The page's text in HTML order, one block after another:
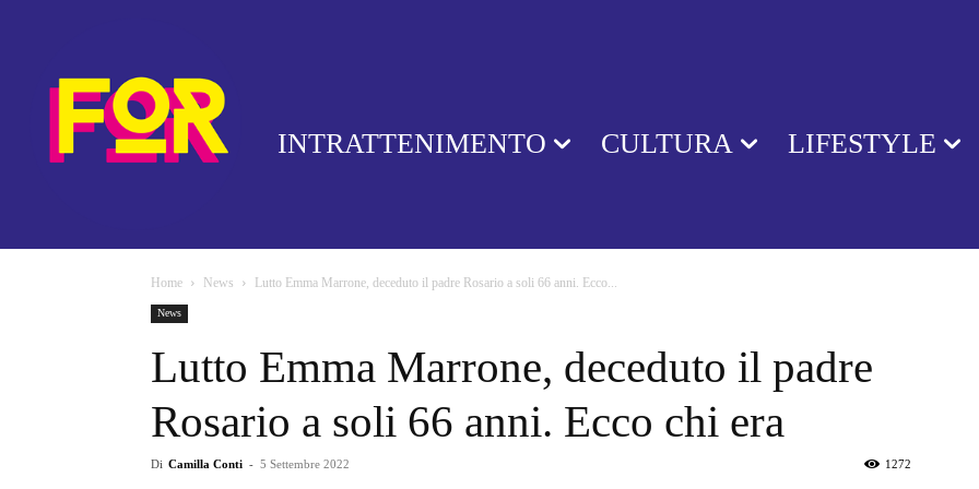
INTRATTENIMENTO CULTURA LIFESTYLE
Home News Lutto Emma Marrone, deceduto il padre Rosario a soli 66 anni. Ecco...
News
Lutto Emma Marrone, deceduto il padre
Rosario a soli 66 anni. Ecco chi era
Di Camilla Conti - 5 Settembre 2022 1272